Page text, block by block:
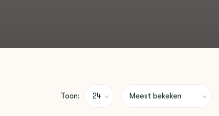
Toon: